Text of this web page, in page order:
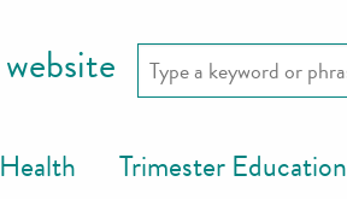
Trimester Education